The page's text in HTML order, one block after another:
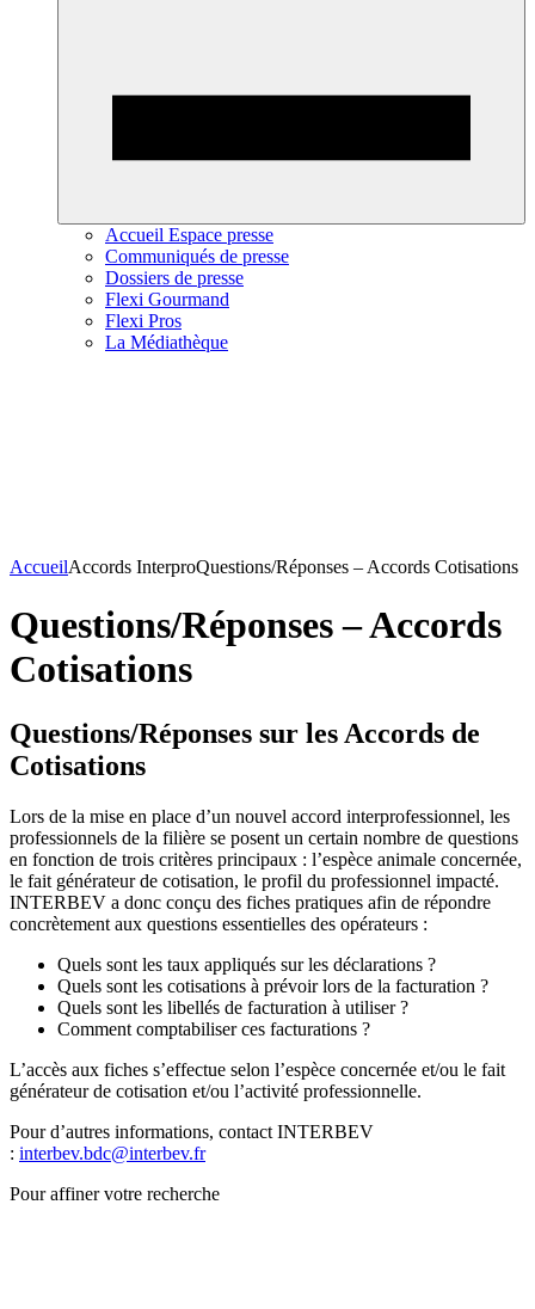
Accueil Espace presse
Communiqués de presse
Dossiers de presse
Flexi Gourmand
Flexi Pros
La Médiathèque
AccueilAccords InterproQuestions/Réponses – Accords Cotisations
Questions/Réponses – Accords
Cotisations
Questions/Réponses sur les Accords de
Cotisations
Lors de la mise en place d’un nouvel accord interprofessionnel, les
professionnels de la filière se posent un certain nombre de questions
en fonction de trois critères principaux : l’espèce animale concernée,
le fait générateur de cotisation, le profil du professionnel impacté.
INTERBEV a donc conçu des fiches pratiques afin de répondre
concrètement aux questions essentielles des opérateurs :
Quels sont les taux appliqués sur les déclarations ?
Quels sont les cotisations à prévoir lors de la facturation ?
Quels sont les libellés de facturation à utiliser ?
Comment comptabiliser ces facturations ?
L’accès aux fiches s’effectue selon l’espèce concernée et/ou le fait
générateur de cotisation et/ou l’activité professionnelle.
Pour d’autres informations, contact INTERBEV
: interbev.bdc@interbev.fr
Pour affiner votre recherche